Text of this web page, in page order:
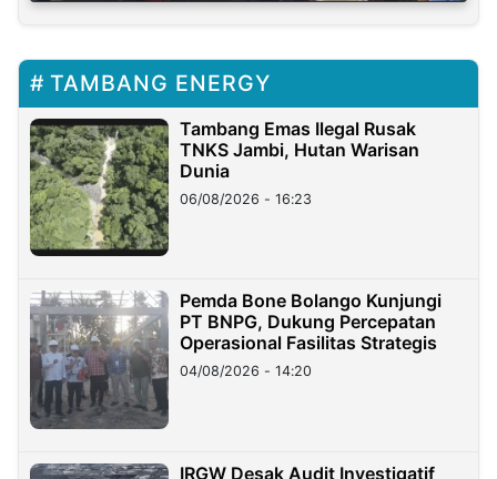
TAMBANG ENERGY
Tambang Emas Ilegal Rusak
TNKS Jambi, Hutan Warisan
Dunia
06/08/2026 - 16:23
Pemda Bone Bolango Kunjungi
PT BNPG, Dukung Percepatan
Operasional Fasilitas Strategis
04/08/2026 - 14:20
IRGW Desak Audit Investigatif